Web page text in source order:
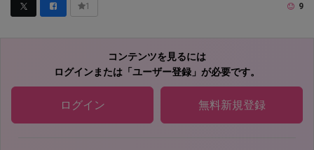
1 9
コンテンツを見るには
ログインまたは「ユーザー登録」が必要です。
ログイン 無料新規登録